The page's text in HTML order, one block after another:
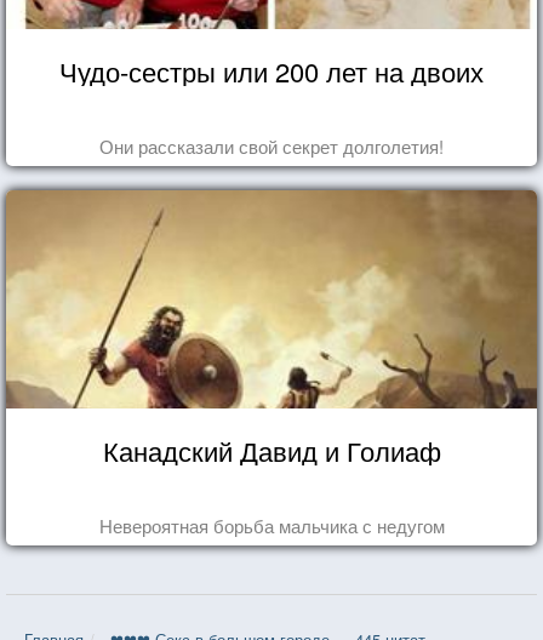
Чудо-сестры или 200 лет на двоих
Они рассказали свой секрет долголетия!
Канадский Давид и Голиаф
Невероятная борьба мальчика с недугом